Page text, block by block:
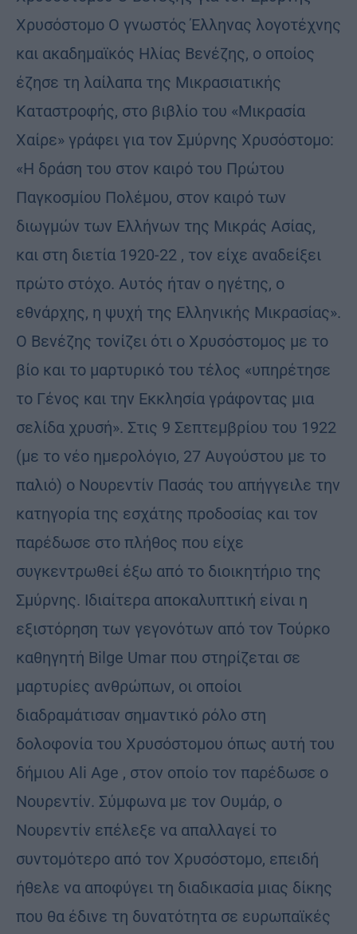
Χρυσόστομο Ο γνωστός Έλληνας λογοτέχνης
και ακαδημαϊκός Ηλίας Βενέζης, ο οποίος
έζησε τη λαίλαπα της Μικρασιατικής
Καταστροφής, στο βιβλίο του «Μικρασία
Χαίρε» γράφει για τον Σμύρνης Χρυσόστομο:
«Η δράση του στον καιρό του Πρώτου
Παγκοσμίου Πολέμου, στον καιρό των
διωγμών των Ελλήνων της Μικράς Ασίας,
και στη διετία 1920-22 , τον είχε αναδείξει
πρώτο στόχο. Αυτός ήταν ο ηγέτης, ο
εθνάρχης, η ψυχή της Ελληνικής Μικρασίας».
Ο Βενέζης τονίζει ότι ο Χρυσόστομος με το
βίο και το μαρτυρικό του τέλος «υπηρέτησε
το Γένος και την Εκκλησία γράφοντας μια
σελίδα χρυσή». Στις 9 Σεπτεμβρίου του 1922
(με το νέο ημερολόγιο, 27 Αυγούστου με το
παλιό) ο Νουρεντίν Πασάς του απήγγειλε την
κατηγορία της εσχάτης προδοσίας και τον
παρέδωσε στο πλήθος που είχε
συγκεντρωθεί έξω από το διοικητήριο της
Σμύρνης. Ιδιαίτερα αποκαλυπτική είναι η
εξιστόρηση των γεγονότων από τον Τούρκο
καθηγητή Βilge Umar που στηρίζεται σε
μαρτυρίες ανθρώπων, οι οποίοι
διαδραμάτισαν σημαντικό ρόλο στη
δολοφονία του Χρυσόστομου όπως αυτή του
δήμιου Αli Αge , στον οποίο τον παρέδωσε ο
Νουρεντίν. Σύμφωνα με τον Ουμάρ, ο
Νουρεντίν επέλεξε να απαλλαγεί το
συντομότερο από τον Χρυσόστομο, επειδή
ήθελε να αποφύγει τη διαδικασία μιας δίκης
που θα έδινε τη δυνατότητα σε ευρωπαϊκές